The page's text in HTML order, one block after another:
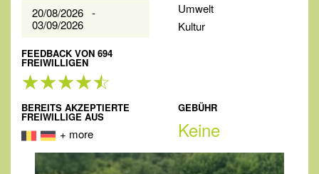
20/08/2026 -
03/09/2026
FEEDBACK VON 694
FREIWILLIGEN
Umwelt
Kultur
BEREITS AKZEPTIERTE
FREIWILLIGE AUS
+ more
GEBÜHR
Keine